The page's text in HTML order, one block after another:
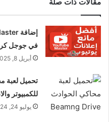
في جوجل
أبريل 8, 2025
للكمبيوتر
يوليو 24, 2024